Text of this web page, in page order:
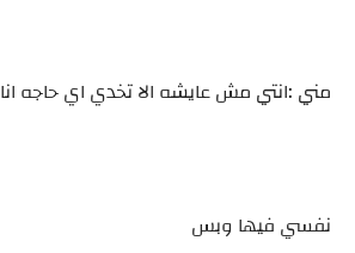
مني :انتي مش عايشه الا تخدي اي حاجه انا
نفسي فيها وبس